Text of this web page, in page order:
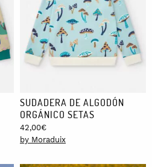
SUDADERA DE ALGODÓN
ORGÁNICO SETAS
42,00€
by Moraduix